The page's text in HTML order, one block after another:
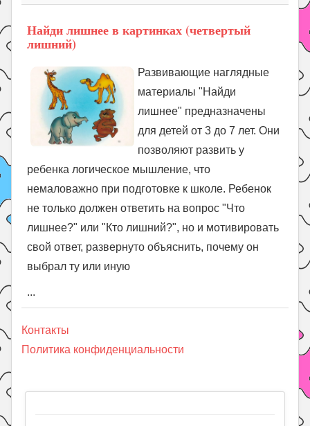
Найди лишнее в картинках (четвертый
лишний)
Развивающие наглядные
материалы "Найди
лишнее" предназначены
для детей от 3 до 7 лет. Они
позволяют развить у
ребенка логическое мышление, что
немаловажно при подготовке к школе. Ребенок
не только должен ответить на вопрос "Что
лишнее?" или "Кто лишний?", но и мотивировать
свой ответ, развернуто объяснить, почему он
выбрал ту или иную
...
Контакты
Политика конфиденциальности